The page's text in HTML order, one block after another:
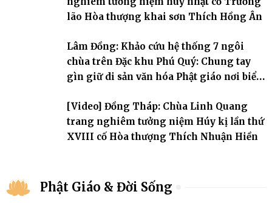
lão Hòa thượng khai sơn Thích Hồng Ân
Lâm Đồng: Khảo cứu hệ thống 7 ngôi
chùa trên Đặc khu Phú Quý: Chung tay
gìn giữ di sản văn hóa Phật giáo nơi biển
[Video] Đồng Tháp: Chùa Linh Quang
trang nghiêm tưởng niệm Húy kị lần thứ
XVIII cố Hòa thượng Thích Nhuận Hiền
Phật Giáo & Đời Sống